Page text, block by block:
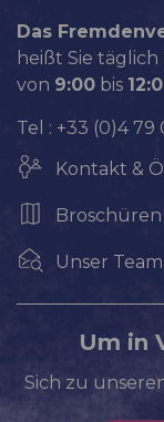
Das
heißt Sie
von 9:00 bis
Tel : +33 (0)4 79
Kontakt &
Unser
Um in
Sich zu